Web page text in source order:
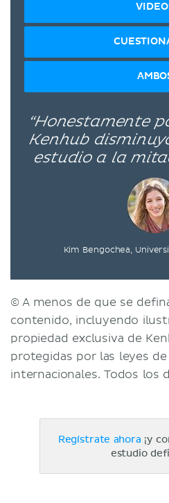
“Honestamente
Kenhub
estudio a la
Kim Bengochea,
© A menos de que se
contenido, incluyendo
propiedad exclusiva de
protegidas por las leyes
internacionales. Todos los
Regístrate ahora ¡y
estudio